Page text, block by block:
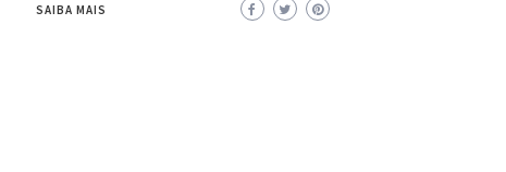
SAIBA MAIS